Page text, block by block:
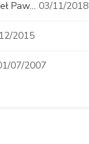
Paw… 03/11/2018
2015
07/2007